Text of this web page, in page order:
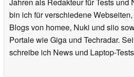
bin ich für verschiedene
Blogs von homee, Nuki und siio
Portale wie Giga und Techradar.
schreibe ich News und Laptop-